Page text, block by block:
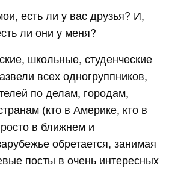
есть ли у вас друзья? И,
ли они у меня?
школьные, студенческие
всех одногруппников,
по делам, городам,
(кто в Америке, кто в
в ближнем и
обретается, занимая
посты в очень интересных